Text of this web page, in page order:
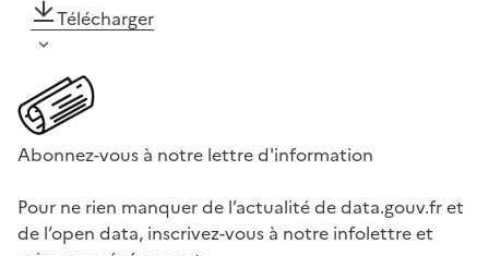
Télécharger
Abonnez-vous à notre lettre d'information
Pour ne rien manquer de l’actualité de data.gouv.fr et
de l’open data, inscrivez-vous à notre infolettre et